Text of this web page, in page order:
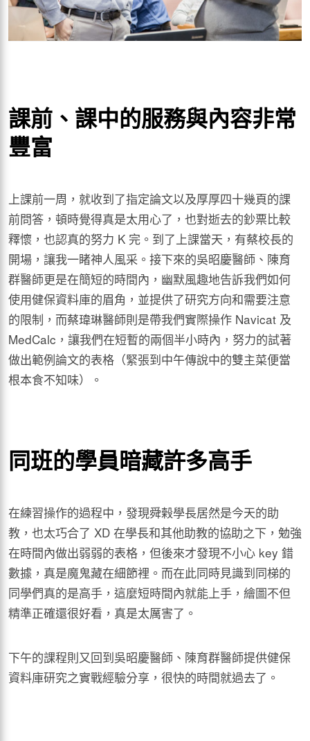
課前、課中的服務與內容非常
豐富
上課前一周，就收到了指定論文以及厚厚四十幾頁的課
前問答，頓時覺得真是太用心了，也對逝去的鈔票比較
釋懷，也認真的努力 K 完。到了上課當天，有蔡校長的
開場，讓我一睹神人風采。接下來的吳昭慶醫師、陳育
群醫師更是在簡短的時間內，幽默風趣地告訴我們如何
使用健保資料庫的眉角，並提供了研究方向和需要注意
的限制，而蔡瑋琳醫師則是帶我們實際操作 Navicat 及
MedCalc，讓我們在短暫的兩個半小時內，努力的試著
做出範例論文的表格（緊張到中午傳說中的雙主菜便當
根本食不知味）。
同班的學員暗藏許多高手
在練習操作的過程中，發現舜榖學長居然是今天的助
教，也太巧合了 XD 在學長和其他助教的協助之下，勉強
在時間內做出弱弱的表格，但後來才發現不小心 key 錯
數據，真是魔鬼藏在細節裡。而在此同時見識到同梯的
同學們真的是高手，這麼短時間內就能上手，繪圖不但
精準正確還很好看，真是太厲害了。
下午的課程則又回到吳昭慶醫師、陳育群醫師提供健保
資料庫研究之實戰經驗分享，很快的時間就過去了。